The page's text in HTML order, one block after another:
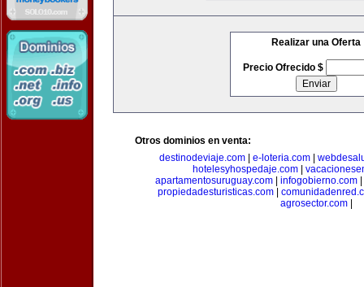
Realizar una Oferta
Precio Ofrecido $
Otros dominios en venta:
destinodeviaje.com
e-loteria.com
hotelesyhospedaje.com
apartamentosuruguay.com
infogobierno.com
propiedadesturisticas.com|
agrosector.com|